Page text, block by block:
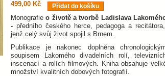
499,00 Kč Přidat do košíku
Monografie o životě a tvorbě Ladislava
- předního českého herce, pedagoga a recitátora,
jenž celý svůj život spojil s Brnem.
Publikace je nakonec doplněna
soupisem Lakomého divadelních rolí,
inscenací a rolích filmových. Kniha obsahuje
množství kvalitních dobových fotografií.